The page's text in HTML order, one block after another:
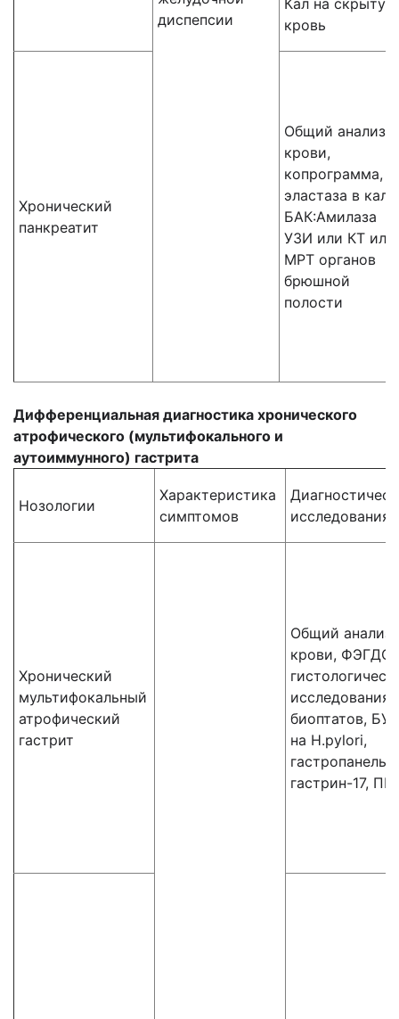
диспепсии
Кал на скрытую
кровь
Хронический
панкреатит
Общий анализ
крови,
копрограмма,
эластаза в кале
БАК:Амилаза
УЗИ или КТ или
МРТ органов
брюшной
полости
Дифференциальная диагностика хронического
атрофического (мультифокального и
аутоиммунного) гастрита
Нозологии
Характеристика
симптомов
исследования
Хронический
мультифокальный
атрофический
гастрит
Общий анализ
крови, ФЭГДС,
исследования
биоптатов, БУТ
на H.pylori,
гастропанель:
гастрин-17,